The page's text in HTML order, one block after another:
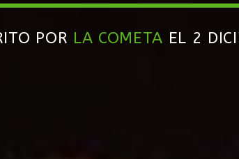
POR LA COMETA EL 2